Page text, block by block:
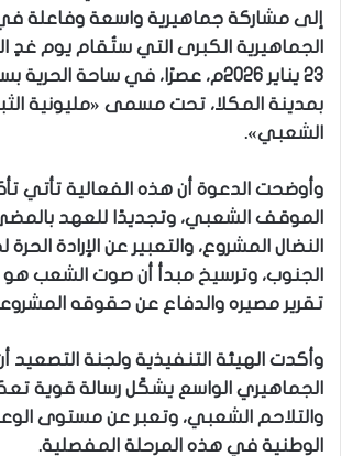
إلى مشاركة جماهيرية واسعة وفاعلة
الجماهيرية الكبرى التي ستُقام يوم غدٍ
23 يناير 2026م، عصرًا، في ساحة
بمدينة المكلا، تحت مسمى «مليونية
الشعبي».
وأوضحت الدعوة أن هذه الفعالية تأتي
الموقف الشعبي، وتجديدًا للعهد
النضال المشروع، والتعبير عن الإرادة
الجنوب، وترسيخ مبدأ أن صوت الشعب
تقرير مصيره والدفاع عن حقوقه
وأكدت الهيئة التنفيذية ولجنة التصعيد
الجماهيري الواسع يشكّل رسالة قوية
والتلاحم الشعبي، وتعبر عن مستوى
الوطنية في هذه المرحلة المفصلية.